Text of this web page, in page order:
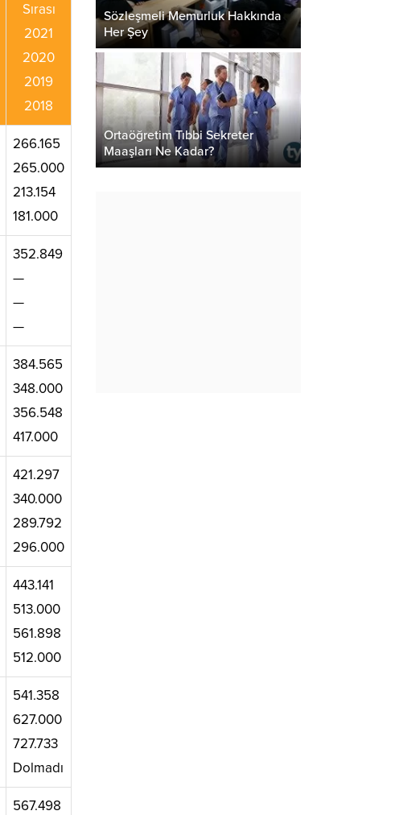
Sırası
2021
2020
2019
2018
266.165
265.000
213.154
181.000
352.849
—
—
—
384.565
348.000
356.548
417.000
421.297
340.000
289.792
296.000
443.141
513.000
561.898
512.000
541.358
627.000
727.733
Dolmadı
567.498
Sözleşmeli Memurluk Hakkında
Her Şey
Ortaöğretim Tıbbi Sekreter
Maaşları Ne Kadar?